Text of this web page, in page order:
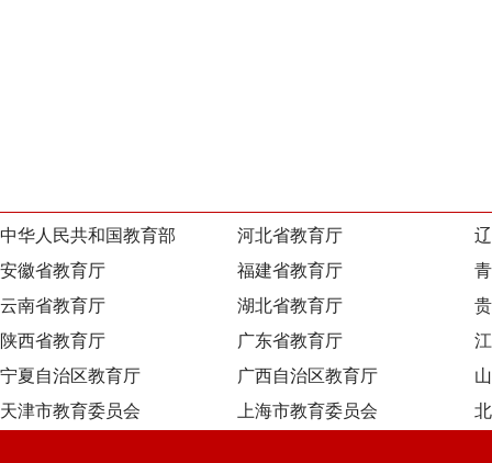
中华人民共和国教育部 河北省教育厅
安徽省教育厅
福建省教育厅
云南省教育厅
湖北省教育厅
陕西省教育厅
广东省教育厅
宁夏自治区教育厅
广西自治区教育厅
天津市教育委员会
上海市教育委员会